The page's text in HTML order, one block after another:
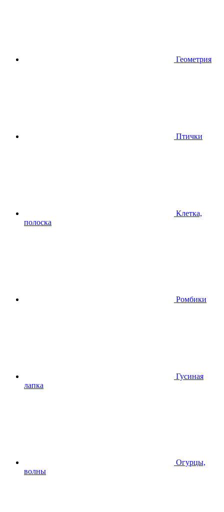
Геометрия
Птички
Клетка,
полоска
Ромбики
Гусиная
лапка
Огурцы,
волны